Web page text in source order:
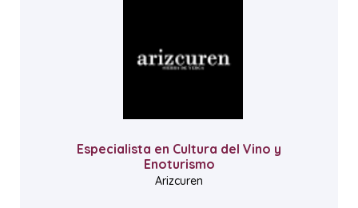
Especialista en Cultura del Vino y
Enoturismo
Arizcuren